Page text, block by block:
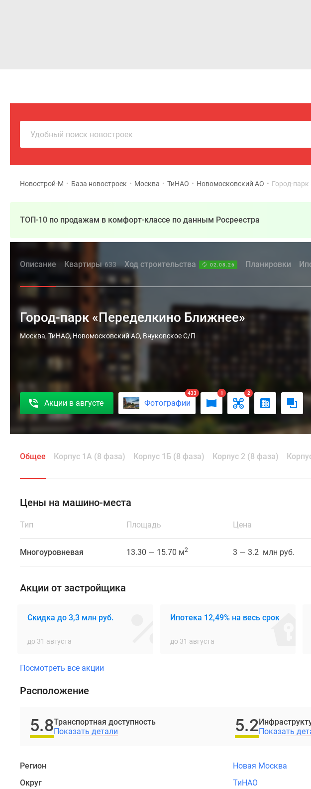
Удобный поиск новостроек
Новострой-М • База новостроек • Москва • ТиНАО • Новомосковский АО • Город-
ТОП-10 по продажам в комфорт-классе по данным Росреестра
Описание Квартиры 633 Ход строительства 02.08.26 Планировки
Город-парк «Переделкино Ближнее»
Микрорайон
«Переделкино
Ближнее»
это
большой
жилой
комплекс,
расположенный
юго-
части
Москвы.
парк
класса
«комфорт
+»
компанией
хорошую
доступность.
10
ходьбы
находится
«Рассказовка»,
чуть
Москва, ТиНАО, Новомосковский АО, Внуковское С/П
Акции в августе Фотографии
433 1 2
Общее Корпус 1А (8 фаза) Корпус 1Б (8 фаза) Корпус 2 (8 фаза)
Цены на машино-места
Тип Площадь Цена
Многоуровневая 13.30 — 15.70 м2 3 — 3.2 млн руб.
Акции от застройщика
Скидка до 3,3 млн руб.
до 31 августа
Ипотека 12,49% на весь срок
до 31 августа
Посмотреть все акции
Расположение
5.8Транспортная доступность
Показать детали
5.2Показать
Регион
Новая Москва
Округ
ТиНАО